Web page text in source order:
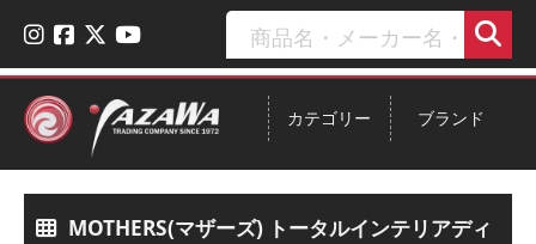
ブランド
カテゴリー
MOTHERS(マザーズ) トータルインテリアディ